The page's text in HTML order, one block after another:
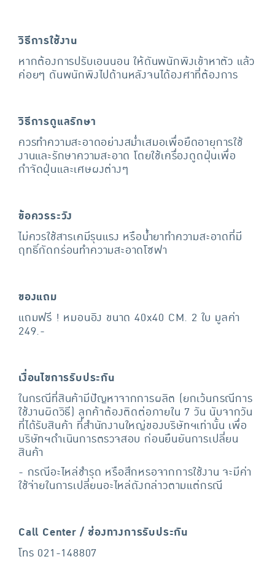
วิธีการใช้งาน
หากต้องการปรับเอนนอน ให้ดันพนักพิงเข้าหาตัว แล้ว
ค่อยๆ ดันพนักพิงไปด้านหลังจนได้องศาที่ต้องการ
วิธีการดูแลรักษา
ควรทำความสะอาดอย่างสม่ำเสมอเพื่อยืดอายุการใช้
งานและรักษาความสะอาด โดยใช้เครื่องดูดฝุ่นเพื่อ
กำจัดฝุ่นและเศษผงต่างๆ
ข้อควรระวัง
ไม่ควรใช้สารเคมีรุนแรง หรือน้ำยาทำความสะอาดที่มี
ฤทธิ์กัดกร่อนทำความสะอาดโซฟา
ของแถม
แถมฟรี ! หมอนอิง ขนาด 40x40 CM. 2 ใบ มูลค่า
249.-
เงื่อนไขการรับประกัน
ในกรณีที่สินค้ามีปัญหาจากการผลิต (ยกเว้นกรณีการ
ใช้งานผิดวิธี) ลูกค้าต้องติดต่อภายใน 7 วัน นับจากวัน
ที่ได้รับสินค้า ที่สำนักงานใหญ่ของบริษัทฯเท่านั้น เพื่อ
บริษัทฯดำเนินการตรวจสอบ ก่อนยืนยันการเปลี่ยน
สินค้า
- กรณีอะไหล่ชำรุด หรือสึกหรอจากการใช้งาน จะมีค่า
ใช้จ่ายในการเปลี่ยนอะไหล่ดังกล่าวตามแต่กรณี
Call Center / ช่องทางการรับประกัน
โทร 021-148807